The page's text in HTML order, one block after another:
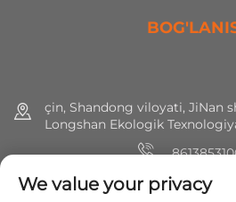
çin, Shandong viloyati, JiNan
Longshan Ekologik
+86 (0) 531
We value your privacy